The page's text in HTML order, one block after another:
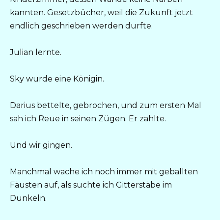
kannten. Gesetzbücher, weil die Zukunft jetzt
endlich geschrieben werden durfte.
Julian lernte.
Sky wurde eine Königin.
Darius bettelte, gebrochen, und zum ersten Mal
sah ich Reue in seinen Zügen. Er zahlte.
Und wir gingen.
Manchmal wache ich noch immer mit geballten
Fäusten auf, als suchte ich Gitterstäbe im
Dunkeln.